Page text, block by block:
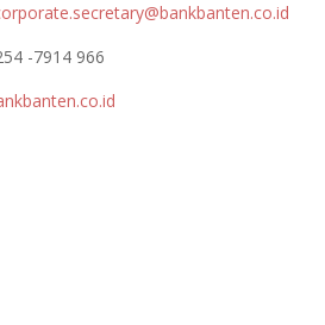
-7914 966